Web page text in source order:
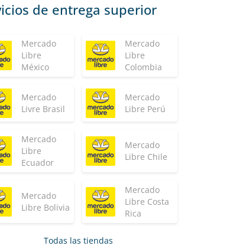
de entrega superior
Mercado
Libre
México
Mercado
Libre
Colombia
Mercado
Livre Brasil
Mercado
Libre Perú
Mercado
Libre
Ecuador
Mercado
Libre Chile
Mercado
Libre Bolivia
Mercado
Libre Costa
Rica
Todas las tiendas